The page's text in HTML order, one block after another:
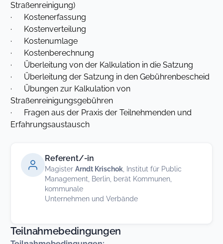
Straßenreinigung)
· Kostenerfassung
· Kostenverteilung
· Kostenumlage
· Kostenberechnung
· Überleitung von der Kalkulation in die Satzung
· Überleitung der Satzung in den Gebührenbescheid
· Übungen zur Kalkulation von
Straßenreinigungsgebühren
· Fragen aus der Praxis der Teilnehmenden und
Erfahrungsaustausch
Referent/-in
Magister Arndt Krischok , Institut für Public
Management, Berlin, berät Kommunen,
kommunale
Unternehmen und Verbände
Teilnahmebedingungen